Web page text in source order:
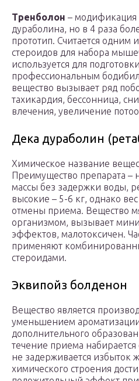
Тренболон – модификация
дураболина, но в 4 раза
прототип. Считается
стероидов для набора
используется для
профессиональным
вещество вызывает ряд
тахикардия, бессонница,
влечения, увеличение
Дека дураболин
Химическое название
Преимущество препарата
массы без задержки воды,
высокие – 5-6 кг, однако
отмены приема. Вещество
организмом, вызывает
эффектов, малотоксичен.
применяют
стероидами.
Эквипойз болденон
Вещество является
уменьшением
дополнительного
течение приема
не задерживается избыток
химического строения